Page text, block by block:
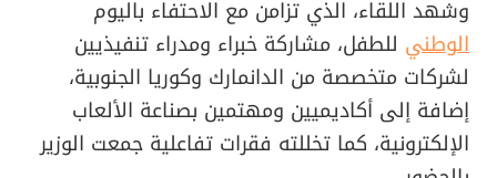
وشهد اللقاء، الذي تزامن مع الاحتفاء باليوم
الوطني للطفل، مشاركة خبراء ومدراء تنفيذيين
لشركات متخصصة من الدانمارك وكوريا الجنوبية،
إضافة إلى أكاديميين ومهتمين بصناعة الألعاب
الإلكترونية، كما تخللته فقرات تفاعلية جمعت الوزير